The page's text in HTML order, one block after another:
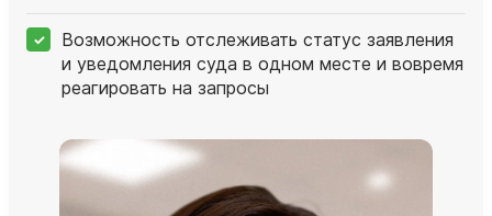
Возможность отслеживать статус заявления
и уведомления суда в одном месте и вовремя
реагировать на запросы